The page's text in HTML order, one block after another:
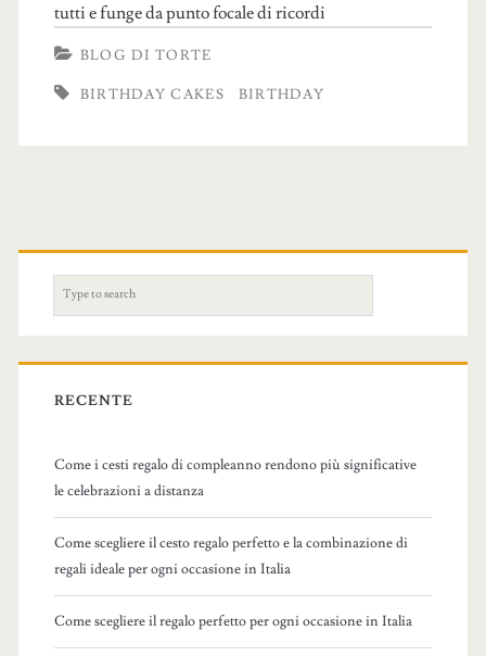
tutti e funge da punto focale di ricordi
BLOG DI TORTE
BIRTHDAY CAKES BIRTHDAY
e
r
c
o
r
:
RECENTE
Come i cesti regalo di compleanno rendono più significative
le celebrazioni a distanza
Come scegliere il cesto regalo perfetto e la combinazione di
regali ideale per ogni occasione in Italia
Come scegliere il regalo perfetto per ogni occasione in Italia